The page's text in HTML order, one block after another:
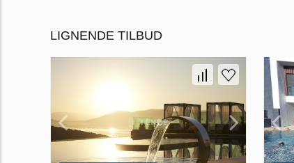
LIGNENDE TILBUD